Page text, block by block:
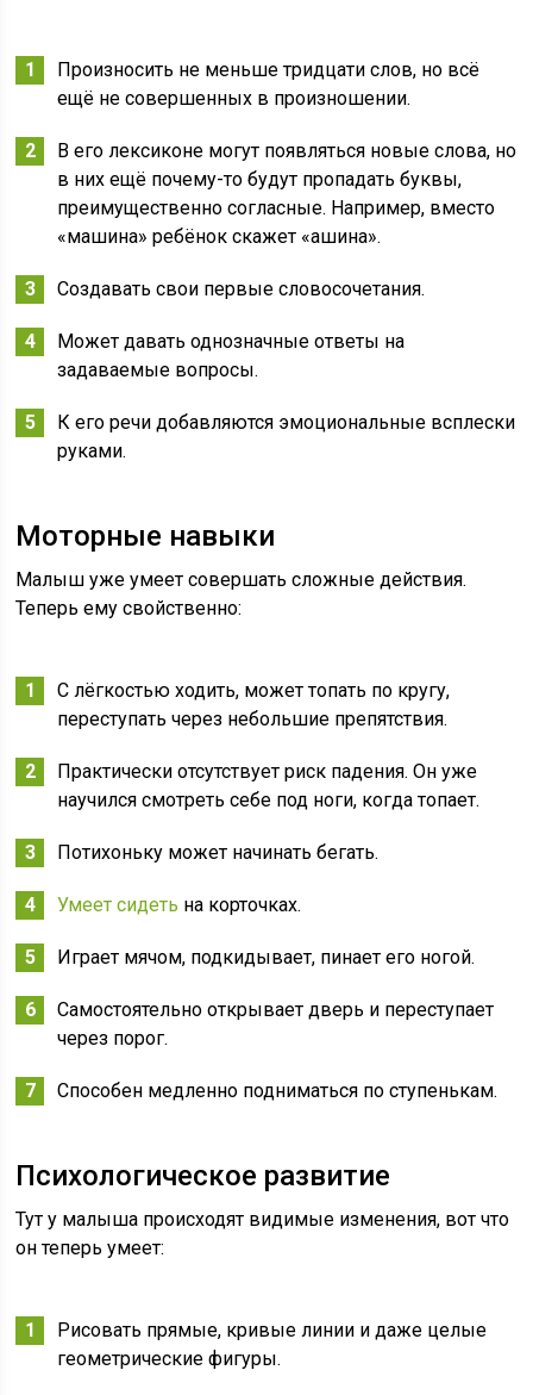
Произносить не меньше тридцати слов, но всё
ещё не совершенных в произношении.
В его лексиконе могут появляться новые слова, но
в них ещё почему-то будут пропадать буквы,
преимущественно согласные. Например, вместо
«машина» ребёнок скажет «ашина».
Создавать свои первые словосочетания.
Может давать однозначные ответы на
задаваемые вопросы.
К его речи добавляются эмоциональные всплески
руками.
Моторные навыки
Малыш уже умеет совершать сложные действия.
Теперь ему свойственно:
С лёгкостью ходить, может топать по кругу,
переступать через небольшие препятствия.
Практически отсутствует риск падения. Он уже
научился смотреть себе под ноги, когда топает.
Потихоньку может начинать бегать.
Умеет сидеть на корточках.
Играет мячом, подкидывает, пинает его ногой.
Самостоятельно открывает дверь и переступает
через порог.
Способен медленно подниматься по ступенькам.
Психологическое развитие
Тут у малыша происходят видимые изменения, вот что
он теперь умеет:
Рисовать прямые, кривые линии и даже целые
геометрические фигуры.